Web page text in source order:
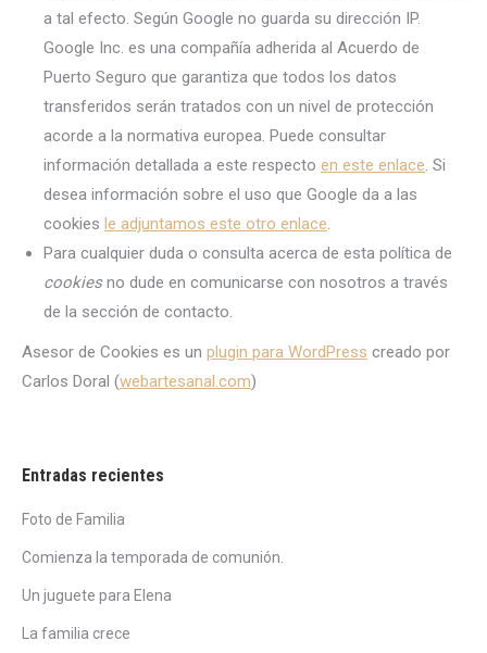
a tal efecto. Según Google no guarda su dirección IP.
Google Inc. es una compañía adherida al Acuerdo de
Puerto Seguro que garantiza que todos los datos
transferidos serán tratados con un nivel de protección
acorde a la normativa europea. Puede consultar
información detallada a este respecto en este enlace. Si
desea información sobre el uso que Google da a las
cookies le adjuntamos este otro enlace.
Para cualquier duda o consulta acerca de esta política de
cookiesno dude en comunicarse con nosotros a través
de la sección de contacto.
Asesor de Cookies es un plugin para WordPress creado por
Carlos Doral (webartesanal.com)
Entradas recientes
Foto de Familia
Comienza la temporada de comunión.
Un juguete para Elena
La familia crece